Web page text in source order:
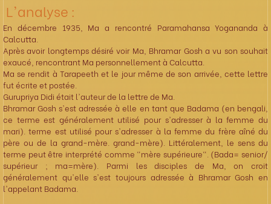
L'analyse :
En décembre 1935, Ma a rencontré Paramahansa Yogananda à
Calcutta.
Après avoir longtemps désiré voir Ma, Bhramar Gosh a vu son souhait
exaucé, rencontrant Ma personnellement à Calcutta.
Ma se rendit à Tarapeeth et le jour même de son arrivée, cette lettre
fut écrite et postée.
Gurupriya Didi était l'auteur de la lettre de Ma.
Bhramar Gosh s'est adressée à elle en tant que Badama (en bengali,
ce terme est généralement utilisé pour s'adresser à la femme du
mari). terme est utilisé pour s'adresser à la femme du frère aîné du
père ou de la grand-mère. grand-mère). Littéralement, le sens du
terme peut être interprété comme "mère supérieure". (Bada= senior/
supérieur ; ma=mère). Parmi les disciples de Ma, on croit
généralement qu'elle s'est toujours adressée à Bhramar Gosh en
l'appelant Badama.